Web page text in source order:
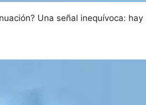
Una señal inequívoca: